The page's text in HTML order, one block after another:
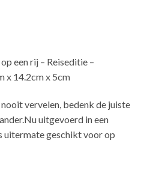
een rij – Reiseditie –
x 14.2cm x 5cm
vervelen, bedenk de juiste
uitgevoerd in een
uitermate geschikt voor op